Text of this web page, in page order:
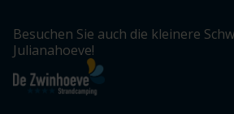
Besuchen Sie auch die kleinere
Julianahoeve!